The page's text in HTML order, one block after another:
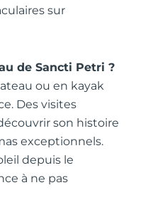
sur
de Sancti Petri ?
ou en kayak
Des visites
son histoire
exceptionnels.
depuis le
à ne pas